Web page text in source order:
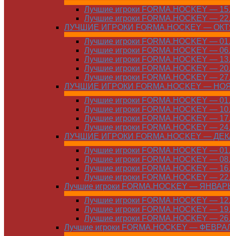
Лучшие игроки FORMA.HOCKEY —
Лучшие игроки FORMA.HOCKEY —
ЛУЧШИЕ ИГРОКИ FORMA.HOCKEY —
Лучшие игроки FORMA.HOCKEY —
Лучшие игроки FORMA.HOCKEY —
Лучшие игроки FORMA.HOCKEY —
Лучшие игроки FORMA.HOCKEY —
Лучшие игроки FORMA.HOCKEY —
ЛУЧШИЕ ИГРОКИ FORMA.HOCKEY —
Лучшие игроки FORMA.HOCKEY —
Лучшие игроки FORMA.HOCKEY —
Лучшие игроки FORMA.HOCKEY —
Лучшие игроки FORMA.HOCKEY —
ЛУЧШИЕ ИГРОКИ FORMA.HOCKEY —
Лучшие игроки FORMA.HOCKEY —
Лучшие игроки FORMA.HOCKEY —
Лучшие игроки FORMA.HOCKEY —
Лучшие игроки FORMA.HOCKEY —
Лучшие игроки FORMA.HOCKEY —
Лучшие игроки FORMA.HOCKEY —
Лучшие игроки FORMA.HOCKEY —
Лучшие игроки FORMA.HOCKEY —
Лучшие игроки FORMA.HOCKEY —